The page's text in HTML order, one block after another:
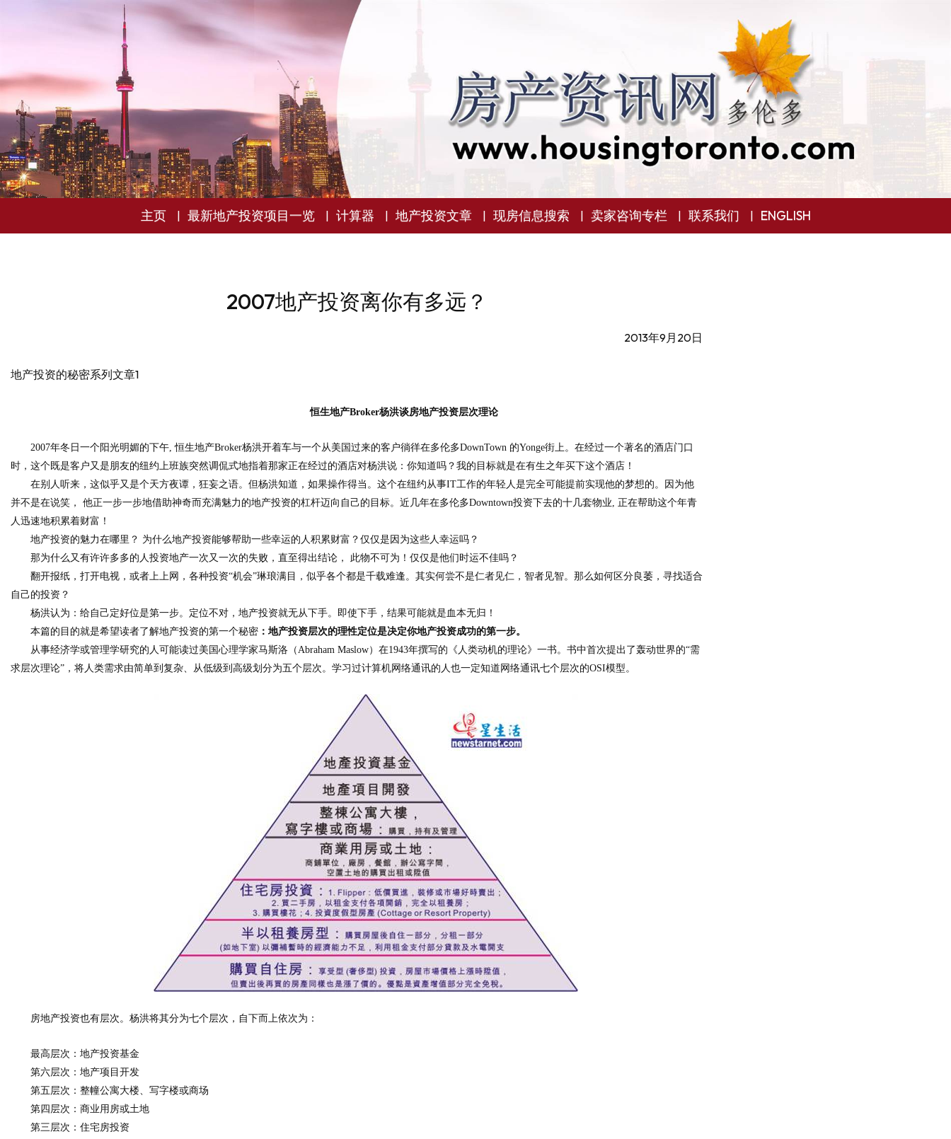
主页 最新地产投资项目一览 计算器 地产投资文章 现房信息搜索 卖家咨询专栏 联系我们 ENGLISH
2007地产投资离你有多远？
2013年9月20日
地产投资的秘密系列文章1
恒生地产Broker杨洪谈房地产投资层次理论
2007年冬日一个阳光明媚的下午,恒生地产Broker杨洪开着车与一个从美国过来的客户徜徉在多伦多DownTown 的Yonge街上。在经过一个著名的酒店门口
时，这个既是客户又是朋友的纽约上班族突然调侃式地指着那家正在经过的酒店对杨洪说：你知道吗？我的目标就是在有生之年买下这个酒店！
在别人听来，这似乎又是个天方夜谭，狂妄之语。但杨洪知道，如果操作得当。这个在纽约从事IT工作的年轻人是完全可能提前实现他的梦想的。因为他
并不是在说笑， 他正一步一步地借助神奇而充满魅力的地产投资的杠杆迈向自己的目标。近几年在多伦多Downtown投资下去的十几套物业, 正在帮助这个年青
人迅速地积累着财富！
地产投资的魅力在哪里？ 为什么地产投资能够帮助一些幸运的人积累财富？仅仅是因为这些人幸运吗？
那为什么又有许许多多的人投资地产一次又一次的失败，直至得出结论， 此物不可为！仅仅是他们时运不佳吗？
翻开报纸，打开电视，或者上上网，各种投资“机会”琳琅满目，似乎各个都是千载难逢。其实何尝不是仁者见仁，智者见智。那么如何区分良萎，寻找适合
自己的投资？
杨洪认为：给自己定好位是第一步。定位不对，地产投资就无从下手。即使下手，结果可能就是血本无归！
本篇的目的就是希望读者了解地产投资的第一个秘密 ：地产投资层次的理性定位是决定你地产投资成功的第一步。
从事经济学或管理学研究的人可能读过美国心理学家马斯洛（Abraham Maslow） 在1943年撰写的 《人类动机的理论》 一书。书中首次提出了轰动世界的“需
求层次理论”，将人类需求由简单到复杂、从低级到高级划分为五个层次。学习过计算机网络通讯的人也一定知道网络通讯七个层次的OSI模型。
房地产投资也有层次。杨洪将其分为七个层次，自下而上依次为：
最高层次： 地产投资基金
第六层次： 地产项目开发
第五层次： 整幢公寓大楼、写字楼或商场
第四层次： 商业用房或土地
第三层次： 住宅房投资